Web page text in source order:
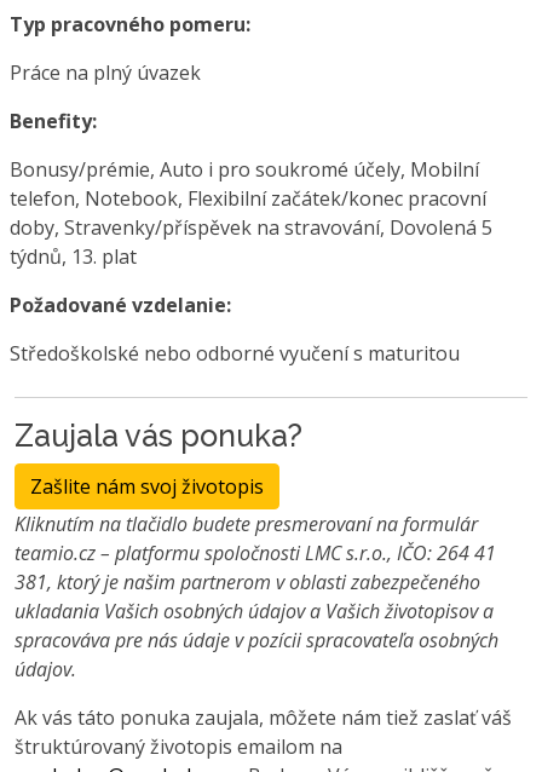
Typ pracovného pomeru:
Práce na plný úvazek
Benefity:
Bonusy/prémie, Auto i pro soukromé účely, Mobilní
telefon, Notebook, Flexibilní začátek/konec pracovní
doby, Stravenky/příspěvek na stravování, Dovolená 5
týdnů, 13. plat
Požadované vzdelanie:
Středoškolské nebo odborné vyučení s maturitou
Zaujala vás ponuka?
Zašlite nám svoj životopis
Kliknutím na tlačidlo budete presmerovaní na formulár
teamio.cz – platformu spoločnosti LMC s.r.o., IČO: 264 41
381, ktorý je našim partnerom v oblasti zabezpečeného
ukladania Vašich osobných údajov a Vašich životopisov a
spracováva pre nás údaje v pozícii spracovateľa osobných
údajov.
Ak vás táto ponuka zaujala, môžete nám tiež zaslať váš
štruktúrovaný životopis emailom na